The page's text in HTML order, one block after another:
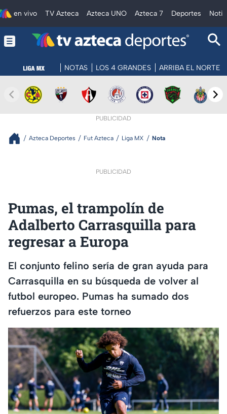
en vivo TV Azteca Azteca UNO Azteca 7 Deportes
NOTAS LOS 4 GRANDES ARRIBA EL NORTE
PUBLICIDAD
Azteca Deportes Fut Azteca Liga MX Nota
PUBLICIDAD
Pumas, el trampolín de
Adalberto Carrasquilla para
regresar a Europa
El conjunto felino sería de gran ayuda para
Carrasquilla en su búsqueda de volver al
futbol europeo. Pumas ha sumado dos
refuerzos para este torneo